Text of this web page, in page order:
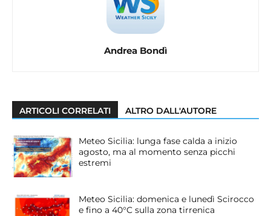
Andrea Bondì
ARTICOLI CORRELATI ALTRO DALL'AUTORE
Meteo Sicilia: lunga fase calda a inizio
agosto, ma al momento senza picchi
estremi
Meteo Sicilia: domenica e lunedì Scirocco
e fino a 40°C sulla zona tirrenica